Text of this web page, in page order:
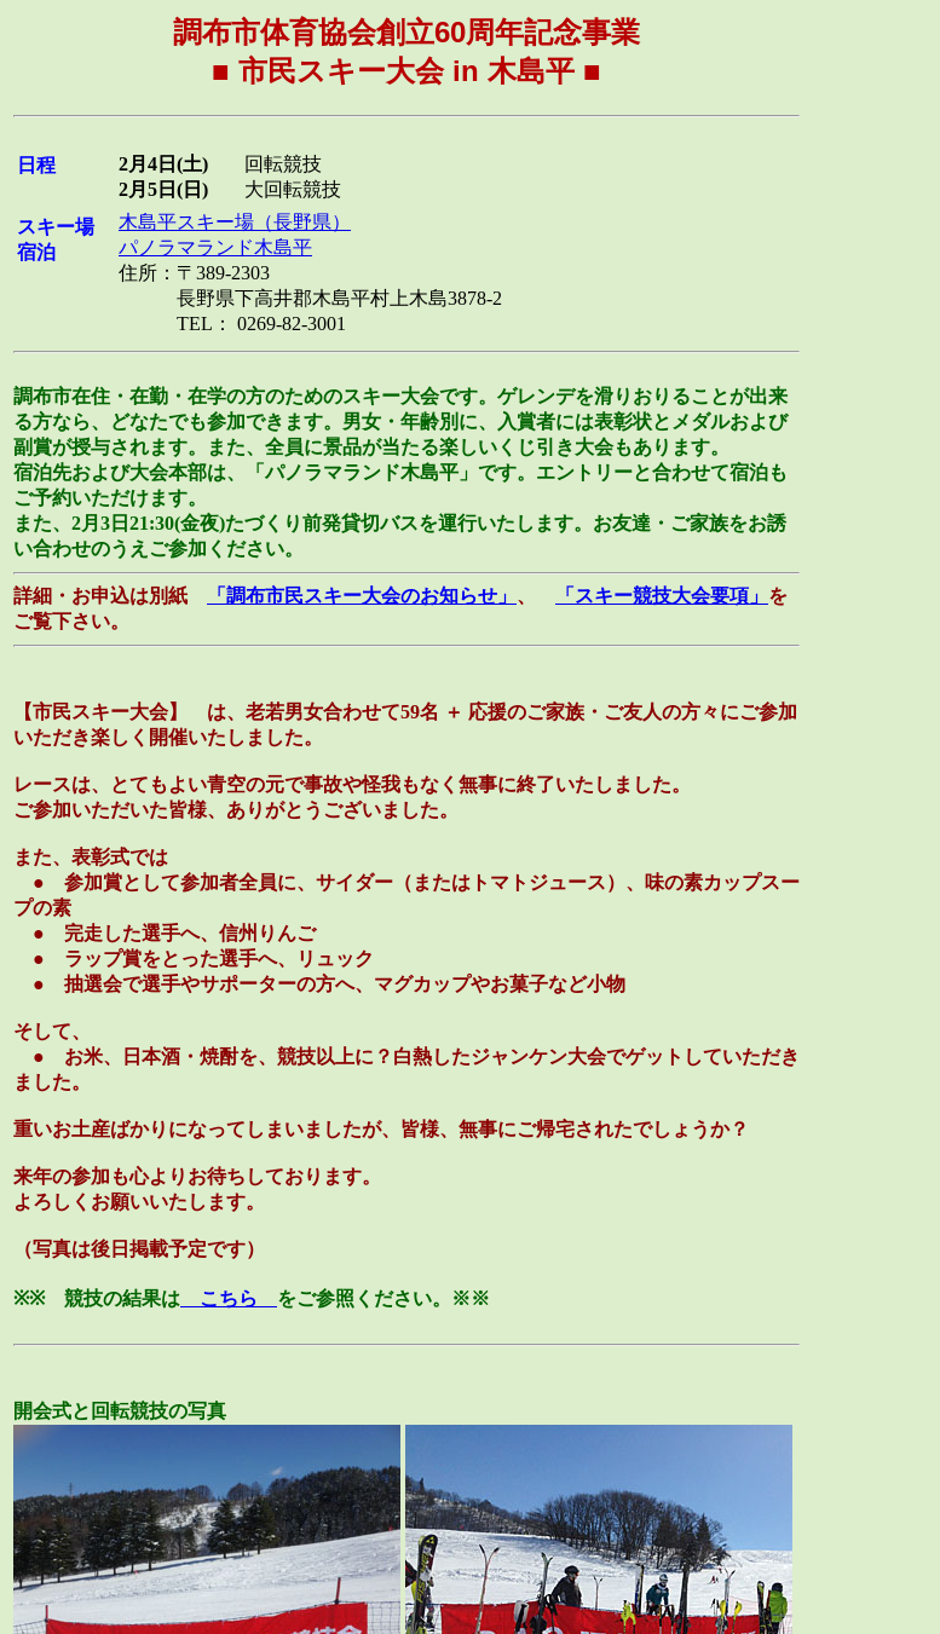
調布市体育協会創立60周年記念事業
■ 市民スキー大会 in 木島平 ■
日程
2月4日(土)
2月5日(日)
回転競技
大回転競技
スキー場
宿泊
木島平スキー場（長野県）
パノラマランド木島平
住所：〒389-2303
長野県下高井郡木島平村上木島3878-2
TEL： 0269-82-3001
調布市在住・在勤・在学の方のためのスキー大会です。ゲレンデを滑りおりることが出来
る方なら、どなたでも参加できます。男女・年齢別に、入賞者には表彰状とメダルおよび
副賞が授与されます。また、全員に景品が当たる楽しいくじ引き大会もあります。
宿泊先および大会本部は、「パノラマランド木島平」です。エントリーと合わせて宿泊も
ご予約いただけます。
また、2月3日21:30(金夜)たづくり前発貸切バスを運行いたします。お友達・ご家族をお誘
い合わせのうえご参加ください。
詳細・お申込は別紙 「調布市民スキー大会のお知らせ」 、 「スキー競技大会要項」 を
ご覧下さい。
【市民スキー大会】 は、老若男女合わせて59名 ＋ 応援のご家族・ご友人の方々にご参加
いただき楽しく開催いたしました。
レースは、とてもよい青空の元で事故や怪我もなく無事に終了いたしました。
ご参加いただいた皆様、ありがとうございました。
また、表彰式では
● 参加賞として参加者全員に、サイダー（またはトマトジュース）、味の素カップスー
プの素
● 完走した選手へ、信州りんご
● ラップ賞をとった選手へ、リュック
● 抽選会で選手やサポーターの方へ、マグカップやお菓子など小物
そして、
● お米、日本酒・焼酎を、競技以上に？白熱したジャンケン大会でゲットしていただき
ました。
重いお土産ばかりになってしまいましたが、皆様、無事にご帰宅されたでしょうか？
来年の参加も心よりお待ちしております。
よろしくお願いいたします。
（写真は後日掲載予定です）
※※ 競技の結果は こちら をご参照ください。※※
開会式と回転競技の写真